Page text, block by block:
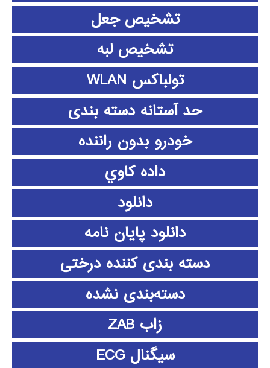
تشخیص جعل
تشخیص لبه
تولباکس WLAN
حد آستانه دسته بندی
خودرو بدون راننده
داده كاوي
دانلود
دانلود پايان نامه
دسته بندی کننده درختی
دسته‌بندی نشده
زاب ZAB
سیگنال ECG